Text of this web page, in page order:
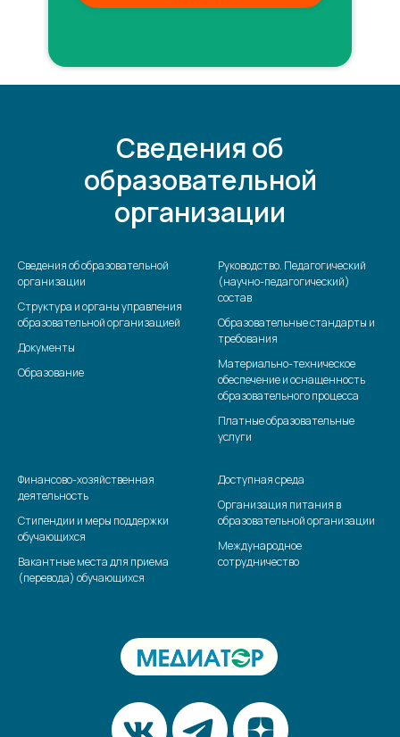
Сведения об
образовательной
организации
Сведения об образовательной
организации
Структура и органы управления
образовательной организацией
Документы
Образование
Руководство. Педагогический
(научно-педагогический)
состав
Образовательные стандарты и
требования
Материально-техническое
обеспечение и оснащенность
образовательного процесса
Платные образовательные
услуги
Финансово-хозяйственная
деятельность
Стипендии и меры поддержки
обучающихся
Вакантные места для приема
(перевода) обучающихся
Доступная среда
Организация питания в
образовательной организации
Международное
сотрудничество